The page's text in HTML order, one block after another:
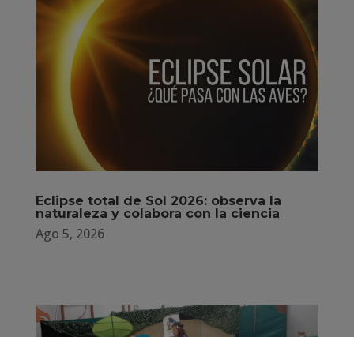
Eclipse total de Sol 2026: observa la
naturaleza y colabora con la ciencia
Ago 5, 2026